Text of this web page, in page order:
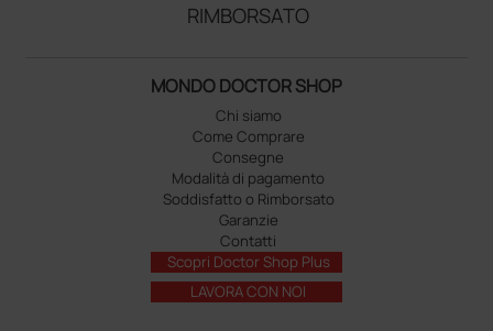
RIMBORSATO
MONDO DOCTOR SHOP
Chi siamo
Come Comprare
Consegne
Modalità di pagamento
Soddisfatto o Rimborsato
Garanzie
Contatti
Scopri Doctor Shop Plus
LAVORA CON NOI